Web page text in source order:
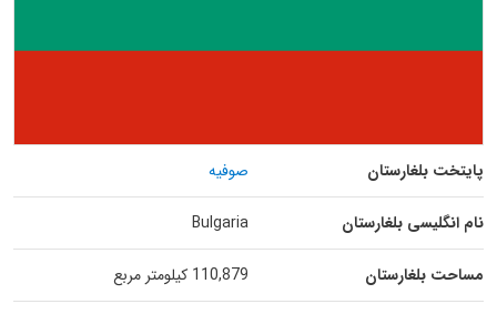
پایتخت بلغارستان صوفیه
نام انگلیسی بلغارستان Bulgaria
مساحت بلغارستان 110,879 کیلومتر مربع